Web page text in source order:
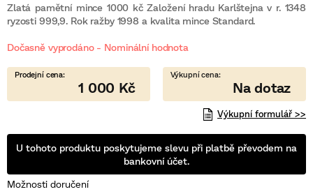
Dočasně vyprodáno - Nominální hodnota
Možnosti doručení
Zlatá pamětní mince 1000 kč Založení hradu Karlštejna v r. 1348
ryzosti 999,9. Rok ražby 1998 a kvalita mince Standard.
produktu
je
0,0
5
1 000 Kč
Výkupní formulář >>
U tohoto produktu poskytujeme slevu při platbě převodem na
bankovní účet.